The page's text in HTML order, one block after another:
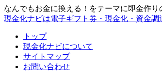
なんでもお金に換える！をテーマに即金作り
現金化ナビは電子ギフト券・現金化・資金調
トップ
現金化ナビについて
サイトマップ
お問い合わせ